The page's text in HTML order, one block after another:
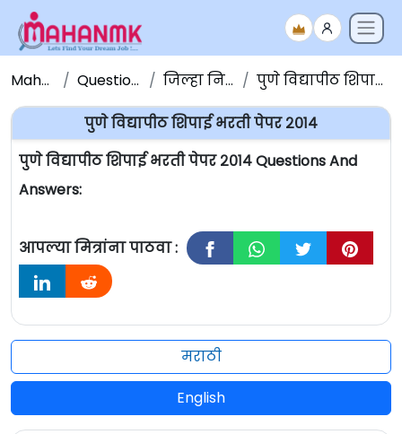
Maha NMK Question Papers जिल्हा निवड समिती पुणे विद्यापीठ शिपाई भरती पेपर २०१४
पुणे विद्यापीठ शिपाई भरती पेपर २०१४
पुणे विद्यापीठ शिपाई भरती पेपर २०१४ Questions And
Answers:
आपल्या मित्रांना पाठवा :
मराठी
English